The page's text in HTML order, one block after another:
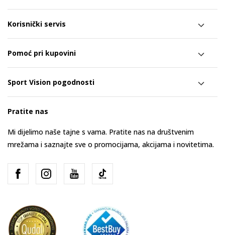
Korisnički servis
Pomoć pri kupovini
Sport Vision pogodnosti
Pratite nas
Mi dijelimo naše tajne s vama. Pratite nas na društvenim
mrežama i saznajte sve o promocijama, akcijama i novitetima.